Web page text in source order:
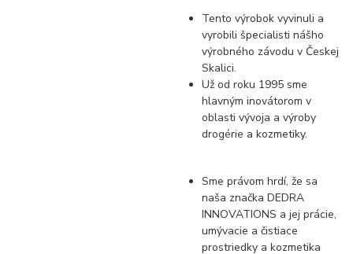
Tento výrobok vyvinuli a
vyrobili špecialisti nášho
výrobného závodu v Českej
Skalici.
Už od roku 1995 sme
hlavným inovátorom v
oblasti vývoja a výroby
drogérie a kozmetiky.
Sme právom hrdí, že sa
naša značka DEDRA
INNOVATIONS a jej prácie,
umývacie a čistiace
prostriedky a kozmetika